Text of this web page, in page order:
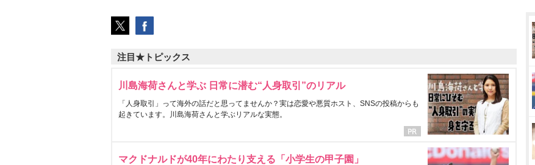
注目★トピックス
川島海荷さんと学ぶ 日常に潜む“人身取引”のリアル
「人身取引」って海外の話だと思ってませんか？実は恋愛や悪質ホスト、SNSの投稿からも
起きています。川島海荷さんと学ぶリアルな実態。
マクドナルドが40年にわたり支える「小学生の甲子園」